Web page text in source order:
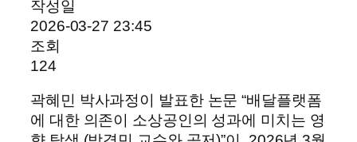
작성일
2026-03-27 23:45
조회
124
곽혜민 박사과정이 발표한 논문 “배달플랫폼
에 대한 의존이 소상공인의 성과에 미치는 영